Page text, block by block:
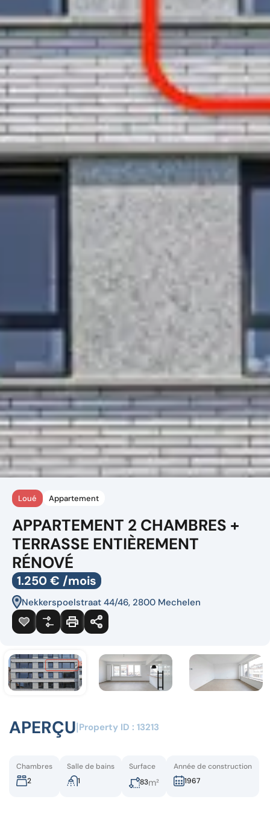
Loué Appartement
APPARTEMENT 2 CHAMBRES +
TERRASSE ENTIÈREMENT
RÉNOVÉ
1.250 € /mois
Nekkerspoelstraat 44/46, 2800 Mechelen
APERÇU|Property ID : 13213
Chambres
2
Salle de bains
1
Surface
83m²
Année de construction
1967